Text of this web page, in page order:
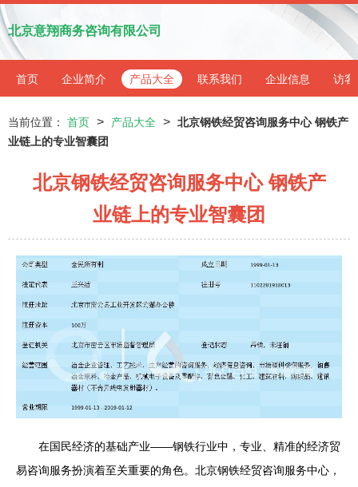
北京意翔商务咨询有限公司
首页 企业简介 产品大全 联系我们 企业信息 访客
当前位置： 首页 > 产品大全 > 北京钢铁经贸咨询服务中心 钢铁产
业链上的专业智囊团
北京钢铁经贸咨询服务中心 钢铁产
业链上的专业智囊团
在国民经济的基础产业——钢铁行业中，专业、精准的经济贸
易咨询服务扮演着至关重要的角色。北京钢铁经贸咨询服务中心，